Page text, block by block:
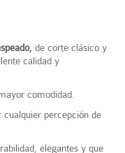
, de corte clásico y
calidad y
comodidad.
cualquier percepción de
elegantes y que